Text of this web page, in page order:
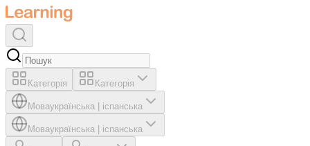
Категорія Категорія
Моваукраїнська іспанська
Моваукраїнська іспанська